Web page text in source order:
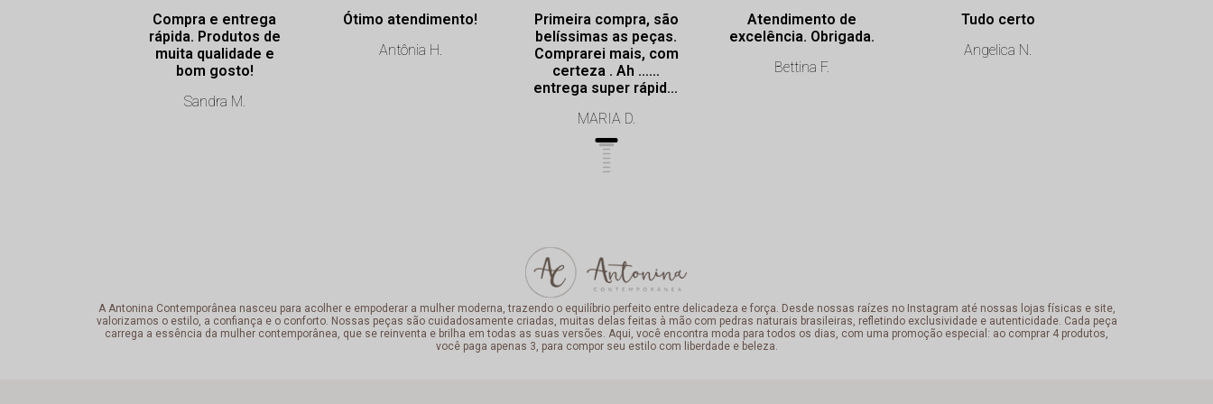
Compra e entrega
rápida. Produtos de
muita qualidade e
bom gosto!
Sandra M.
Ótimo atendimento!
Antônia H.
Primeira compra, são
belíssimas as peças.
Comprarei mais, com
certeza . Ah ……
entrega super rápida.
excelência.
MARIA D.
Atendimento de
excelência. Obrigada.
Bettina F.
Tudo certo
Angelica N.
A Antonina Contemporânea nasceu para acolher e empoderar a mulher moderna, trazendo o equilíbrio perfeito entre delicadeza e força. Desde nossas raízes no Instagram até nossas lojas físicas e site,
valorizamos o estilo, a confiança e o conforto. Nossas peças são cuidadosamente criadas, muitas delas feitas à mão com pedras naturais brasileiras, refletindo exclusividade e autenticidade. Cada peça
carrega a essência da mulher contemporânea, que se reinventa e brilha em todas as suas versões. Aqui, você encontra moda para todos os dias, com uma promoção especial: ao comprar 4 produtos,
você paga apenas 3, para compor seu estilo com liberdade e beleza.